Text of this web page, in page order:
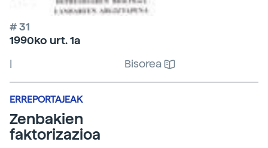
# 31
1990ko urt. 1a
|
Bisorea
ERREPORTAJEAK
Zenbakien
faktorizazioa